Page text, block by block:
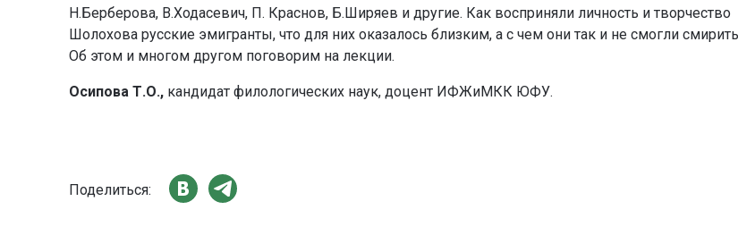
Н.Берберова, В.Ходасевич, П. Краснов, Б.Ширяев и другие. Как восприняли личность и творчество
Шолохова русские эмигранты, что для них оказалось близким, а с чем они так и не смогли
Об этом и многом другом поговорим на лекции.
Осипова Т.О., кандидат филологических наук, доцент ИФЖиМКК ЮФУ.
Поделиться: